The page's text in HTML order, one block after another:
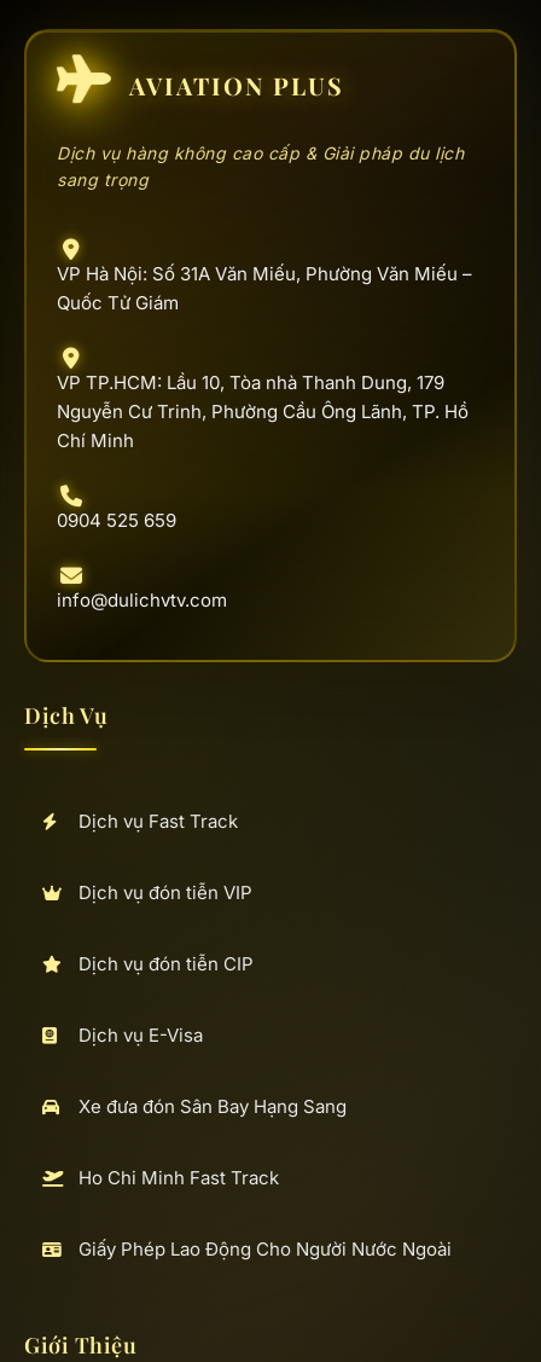
AVIATION PLUS
Dịch vụ hàng không cao cấp & Giải pháp du lịch
sang trọng
VP Hà Nội: Số 31A Văn Miếu, Phường Văn Miếu –
Quốc Tử Giám
VP TP.HCM: Lầu 10, Tòa nhà Thanh Dung, 179
Nguyễn Cư Trinh, Phường Cầu Ông Lãnh, TP. Hồ
Chí Minh
0904 525 659
info@dulichvtv.com
Dịch Vụ
Dịch vụ Fast Track
Dịch vụ đón tiễn VIP
Dịch vụ đón tiễn CIP
Dịch vụ E-Visa
Xe đưa đón Sân Bay Hạng Sang
Ho Chi Minh Fast Track
Giấy Phép Lao Động Cho Người Nước Ngoài
Giới Thiệu